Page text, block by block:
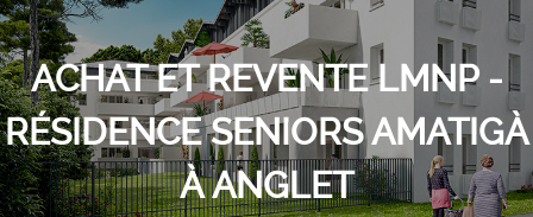
ACHAT ET REVENTE LMNP -
RÉSIDENCE SENIORS AMATIGÀ
À ANGLET